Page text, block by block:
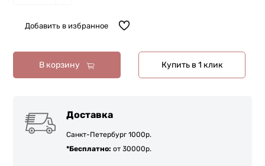
В корзину Купить в 1 клик
Добавить в избранное
Доставка
Санкт-Петербург 1000р.
*Бесплатно:от 30000р.